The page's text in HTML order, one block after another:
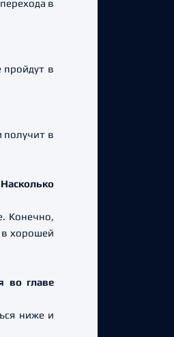
в
пройдут в
получит в
Конечно,
в хорошей
во главе
ниже и